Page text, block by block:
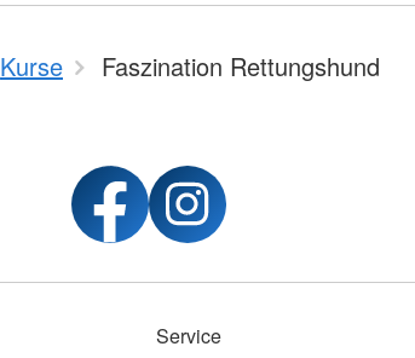
Kurse Faszination Rettungshund
Service